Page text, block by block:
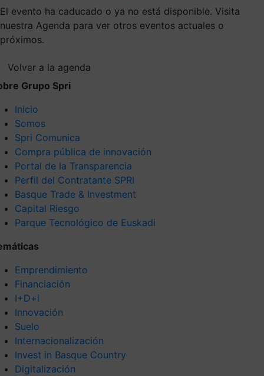
El evento ha caducado o ya no está disponible. Visita
nuestra Agenda para ver otros eventos actuales o
próximos.
Volver a la agenda
Grupo Spri
Inicio
Somos
Spri Comunica
Compra pública de innovación
Portal de la Transparencia
Perfil del Contratante SPRI
Basque Trade & Investment
Capital Riesgo
Parque Tecnológico de Euskadi
Emprendimiento
Financiación
I+D+i
Innovación
Suelo
Internacionalización
Invest in Basque Country
Digitalización